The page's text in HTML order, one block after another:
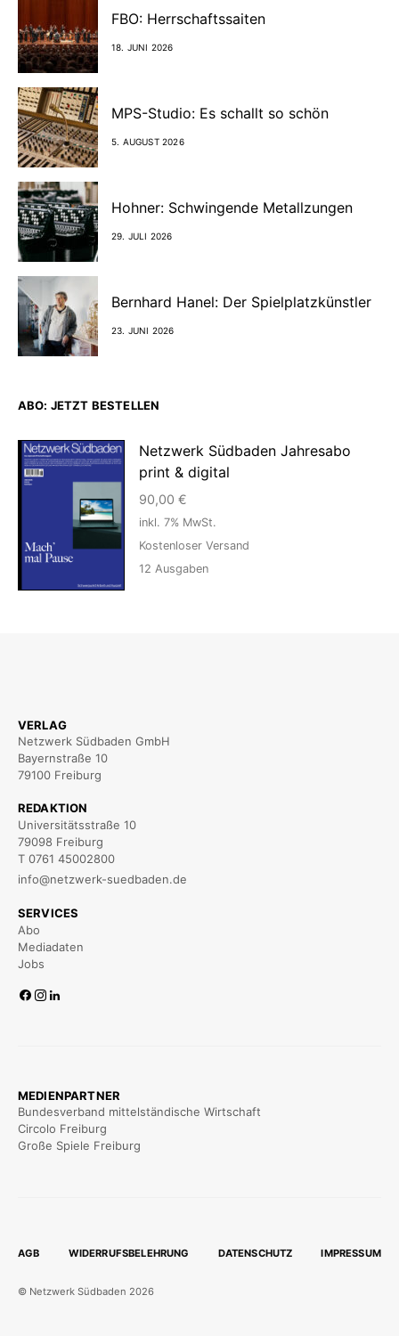
FBO: Herrschaftssaiten
18. JUNI 2026
MPS-Studio: Es schallt so schön
5. AUGUST 2026
Hohner: Schwingende Metallzungen
29. JULI 2026
Bernhard Hanel: Der Spielplatzkünstler
23. JUNI 2026
ABO: JETZT BESTELLEN
Netzwerk Südbaden Jahresabo
print & digital
90,00 €
inkl. 7% MwSt.
Kostenloser Versand
12 Ausgaben
VERLAG
Netzwerk Südbaden GmbH
Bayernstraße 10
79100 Freiburg
REDAKTION
Universitätsstraße 10
79098 Freiburg
T 0761 45002800
info@netzwerk-suedbaden.de
SERVICES
Abo
Mediadaten
Jobs
MEDIENPARTNER
Bundesverband mittelständische Wirtschaft
Circolo Freiburg
Große Spiele Freiburg
AGB WIDERRUFSBELEHRUNG DATENSCHUTZ IMPRESSUM
© Netzwerk Südbaden 2026